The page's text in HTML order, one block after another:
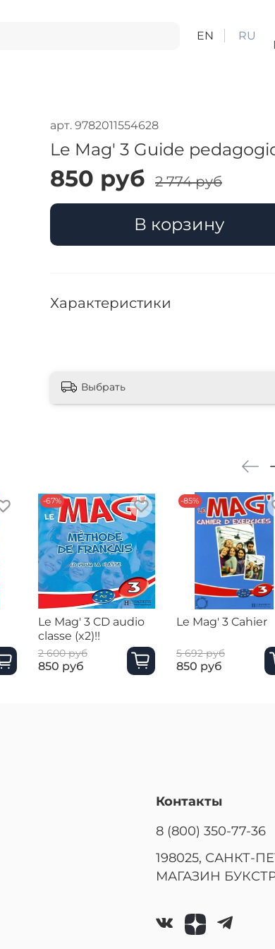
EN RU
арт. 9782011554628
Le Mag' 3 Guide
850 руб 2 774 руб
В корзину
Характеристики
Выбрать
-67%
Le Mag' 3 CD audio
classe (x2)!!
2 600 руб
850 руб
-85%
Le Mag' 3 Cahier
5 692 руб
850 руб
Контакты
8 (800) 350-77-36
198025, САНКТ-
МАГАЗИН